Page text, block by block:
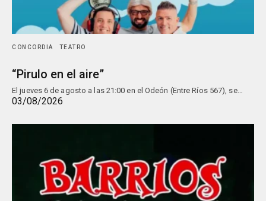
CONCORDIA TEATRO
“Pirulo en el aire”
El jueves 6 de agosto a las 21:00 en el Odeón (Entre Ríos 567), se…
03/08/2026